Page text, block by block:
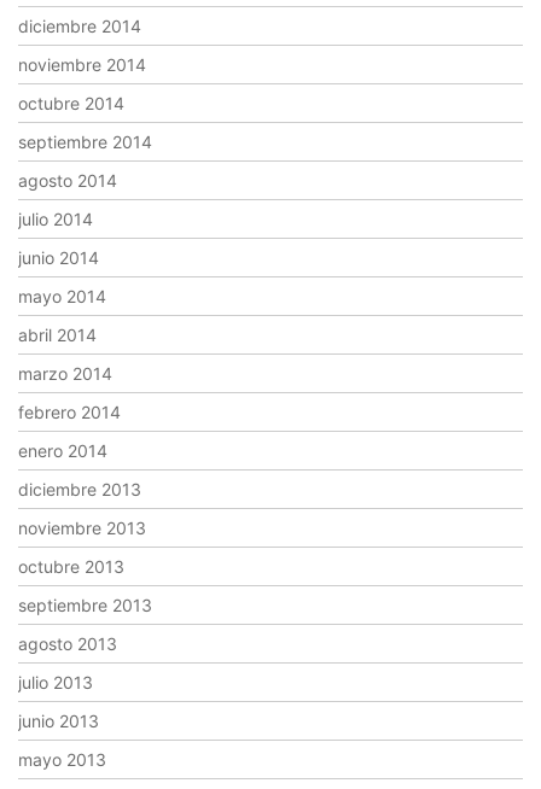
diciembre 2014
noviembre 2014
octubre 2014
septiembre 2014
agosto 2014
julio 2014
junio 2014
mayo 2014
abril 2014
marzo 2014
febrero 2014
enero 2014
diciembre 2013
noviembre 2013
octubre 2013
septiembre 2013
agosto 2013
julio 2013
junio 2013
mayo 2013